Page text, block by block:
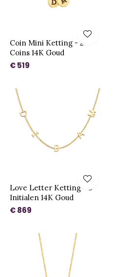
Coin Mini Ketting - 2
Coins 14K Goud
€ 519
Love Letter Ketting - 5
Initialen 14K Goud
€ 869